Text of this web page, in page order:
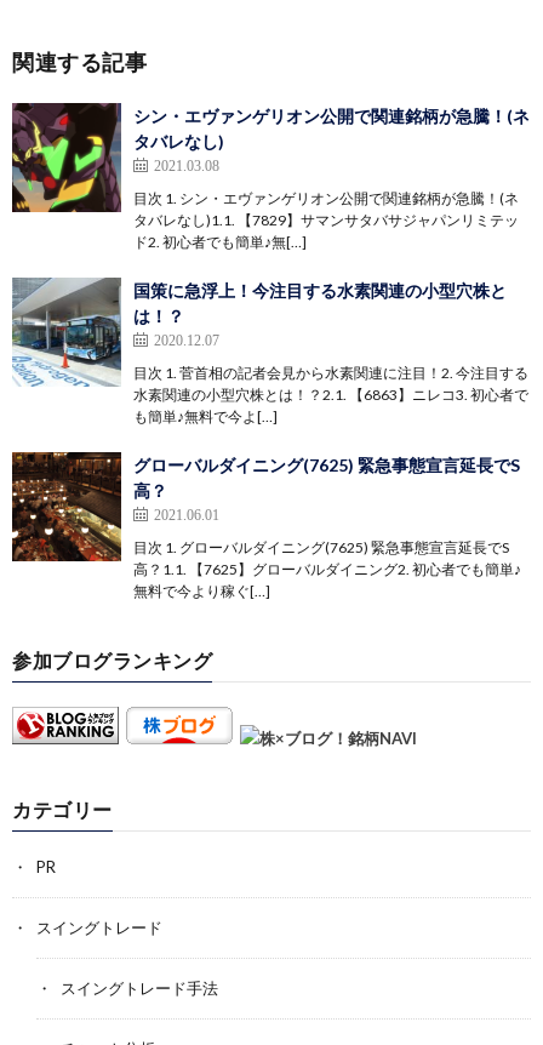
関連する記事
シン・エヴァンゲリオン公開で関連銘柄が急騰！(ネ
タバレなし)
2021.03.08
目次 1. シン・エヴァンゲリオン公開で関連銘柄が急騰！(ネ
タバレなし)1.1. 【7829】サマンサタバサジャパンリミテッ
ド2. 初心者でも簡単♪無[…]
国策に急浮上！今注目する水素関連の小型穴株と
は！？
2020.12.07
目次 1. 菅首相の記者会見から水素関連に注目！2. 今注目する
水素関連の小型穴株とは！？2.1. 【6863】ニレコ3. 初心者で
も簡単♪無料で今よ[…]
グローバルダイニング(7625) 緊急事態宣言延長でS
高？
2021.06.01
目次 1. グローバルダイニング(7625) 緊急事態宣言延長でS
高？1.1. 【7625】グローバルダイニング2. 初心者でも簡単♪
無料で今より稼ぐ[…]
参加ブログランキング
カテゴリー
PR
スイングトレード
スイングトレード手法